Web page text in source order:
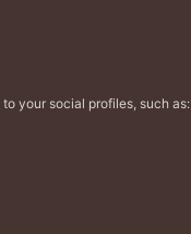
your social profiles, such as: